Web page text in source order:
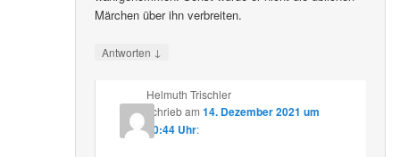
Märchen über ihn verbreiten.
Antworten ↓
Helmuth Trischler
schriebam 14. Dezember 2021 um
20:44 Uhr: